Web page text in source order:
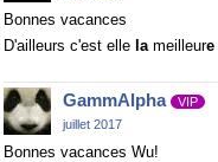
Bonnes vacances
D'ailleurs c'est elle lameilleure
GammAlpha
VIP
juillet 2017
Bonnes vacances Wu!